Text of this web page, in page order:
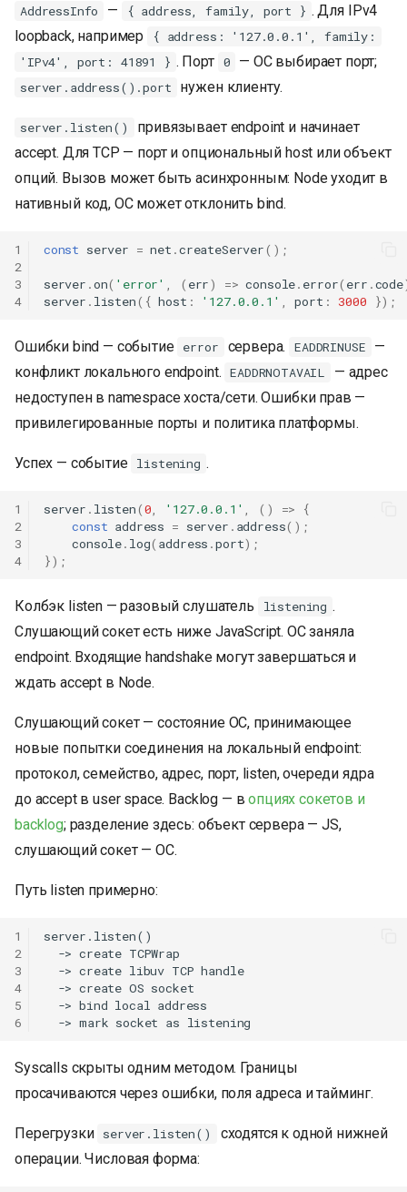
AddressInfo — { address, family, port } . Для IPv4
loopback, например
{ address: '127.0.0.1', family:
'IPv4', port: 41891 } . Порт 0 — ОС выбирает порт;
server.address().port нужен клиенту.
server.listen()
привязывает endpoint и начинает
accept. Для TCP — порт и опциональный host или объект
опций. Вызов может быть асинхронным: Node уходит в
нативный код, ОС может отклонить bind.
1
2
3
4
const server = net .createServer();
server .on( 'error' ( err) => console. error( err .code
server . listen({ host : '127.0.0.1' port : 3000 });
Ошибки bind — событие error сервера. EADDRINUSE
—
конфликт локального endpoint. EADDRNOTAVAIL
— адрес
недоступен в namespace хоста/сети. Ошибки прав —
привилегированные порты и политика платформы.
Успех — событие listening .
1
2
3
4
server . listen(0 '127.0.0.1' () =>
{
const address = server . address();
console. log( address .port);
});
Колбэк listen — разовый слушатель listening .
Слушающий сокет есть ниже JavaScript. ОС заняла
endpoint. Входящие handshake могут завершаться и
ждать accept в Node.
Слушающий сокет — состояние ОС, принимающее
новые попытки соединения на локальный endpoint:
протокол, семейство, адрес, порт, listen, очереди ядра
до accept в user space. Backlog — вопциях сокетов и
backlog; разделение здесь: объект сервера — JS,
слушающий сокет — ОС.
Путь listen примерно:
1
2
3
4
5
6
server.listen()
  -> create TCPWrap
  -> create libuv TCP handle
  -> create OS socket
  -> bind local address
Syscalls скрыты одним методом. Границы
просачиваются через ошибки, поля адреса и тайминг.
Перегрузки server.listen()
сходятся к одной нижней
операции. Числовая форма: